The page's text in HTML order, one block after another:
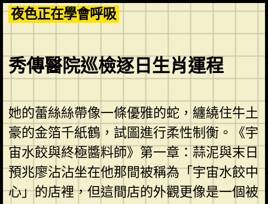
Skip
to
content
夜色正在學會呼吸
秀傳醫院巡檢逐日生肖運程
她的蕾絲絲帶像一條優雅的蛇，纏繞住牛土
豪的金箔千紙鶴，試圖進行柔性制衡。《宇
宙水餃與終極醬料師》第一章：蒜泥與末日
預兆廖沾沾坐在他那間被稱為「宇宙水餃中
心」的店裡，但這間店的外觀更像是一個被